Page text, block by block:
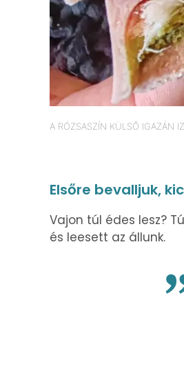
A RÓZSASZÍN KÜLSŐ IGAZÁN
Elsőre bevalljuk,
Vajon túl édes lesz?
és leesett az állunk.